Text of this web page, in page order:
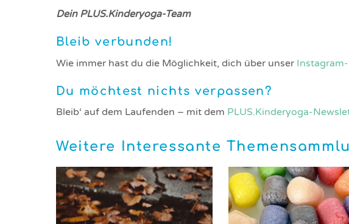
Dein PLUS.Kinderyoga-Team
Bleib verbunden!
Wie immer hast du die Möglichkeit, dich über unser
Du möchtest nichts verpassen?
Bleib‘ auf dem Laufenden – mit dem PLUS.Kinderyoga-
Weitere Interessante